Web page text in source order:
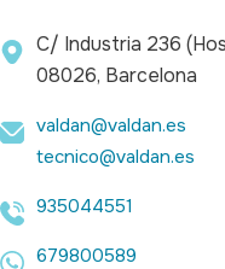
C/ Industria 236
08026, Barcelona
valdan@valdan.es
tecnico@valdan.es
935044551
679800589